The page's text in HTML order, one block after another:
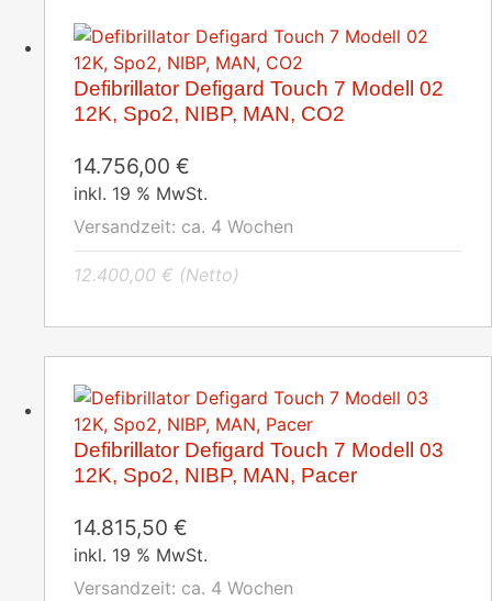
Defibrillator Defigard Touch 7 Modell 02
12K, Spo2, NIBP, MAN, CO2
14.756,00 €
inkl. 19 % MwSt.
Versandzeit: ca. 4 Wochen
12.400,00 € (Netto)
Defibrillator Defigard Touch 7 Modell 03
12K, Spo2, NIBP, MAN, Pacer
14.815,50 €
inkl. 19 % MwSt.
Versandzeit: ca. 4 Wochen